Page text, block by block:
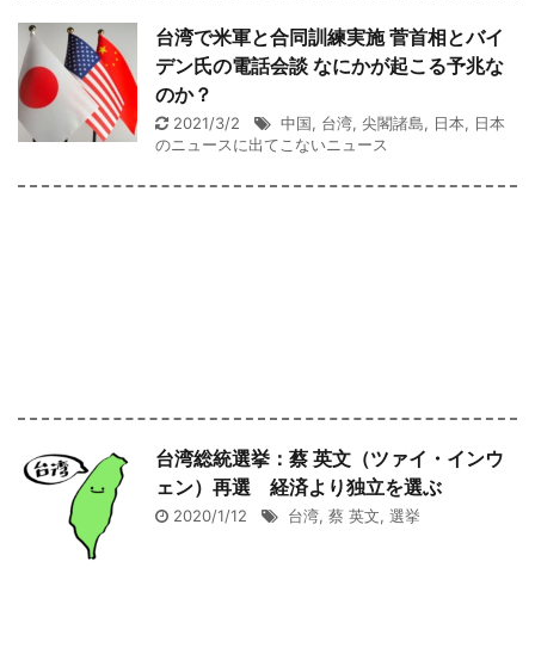
台湾で米軍と合同訓練実施 菅首相とバイ
デン氏の電話会談 なにかが起こる予兆な
のか？
2021/3/2 中国, 台湾, 尖閣諸島, 日本, 日本
のニュースに出てこないニュース
台湾総統選挙：蔡 英文（ツァイ・インウ
ェン）再選 経済より独立を選ぶ
2020/1/12 台湾, 蔡 英文, 選挙